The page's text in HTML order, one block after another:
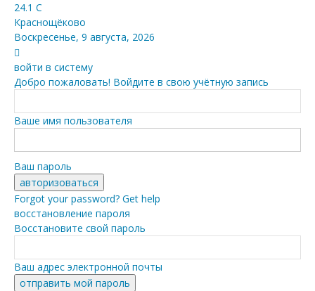
24.1 C
Краснощёково
Воскресенье, 9 августа, 2026
войти в систему
Добро пожаловать! Войдите в свою учётную запись
Ваше имя пользователя
Ваш пароль
Forgot your password? Get help
восстановление пароля
Восстановите свой пароль
Ваш адрес электронной почты